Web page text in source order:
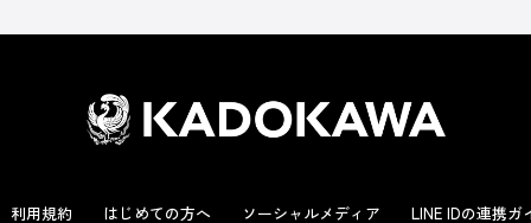
利用規約 はじめての方へ ソーシャルメディア LINE IDの連携ガ